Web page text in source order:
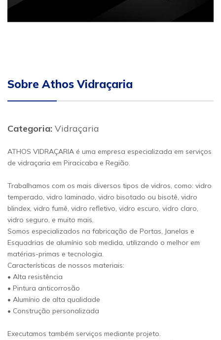
Sobre Athos Vidraçaria
Categoria: Vidraçaria
ATHOS VIDRAÇARIA é uma empresa especializada em serviços
de vidraçaria em Piracicaba e Região.
Trabalhamos com os mais diversos tipos de vidros, como: vidro
temperado, vidro laminado, vidro bisotado ou bisotê, vidro
blindex, vidro fumê, vidro refletivo, vidro escuro, vidro claro,
vidro seguro, e muito mais.
Somos especializados na fabricação de Portas, Janelas e
Esquadrias de alumínio sob medida, utilizando o melhor em
matérias-primas e tecnologia.
Características de nossos materiais:
• Alta resistência
• Pintura anticorrosão
• Alumínio de alta qualidade
• Construção personalizada
Executamos também serviços mediante projeto.